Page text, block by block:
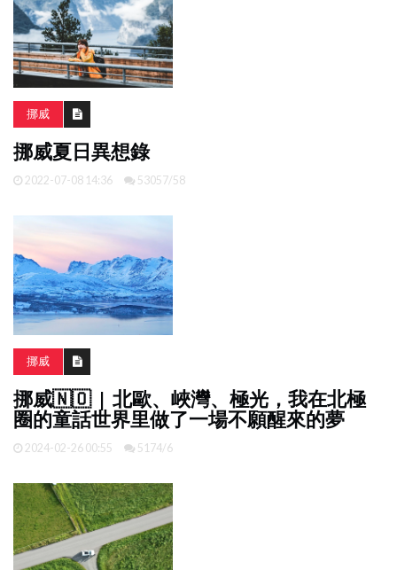
挪威
挪威夏日異想錄
2022-07-08 14:36 53057/58
挪威
挪威🇳🇴 | 北歐、峽灣、極光，我在北極
圈的童話世界里做了一場不願醒來的夢
2024-02-26 00:55 5174/6